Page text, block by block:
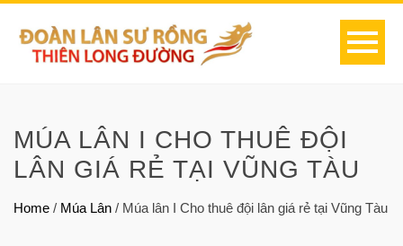
MÚA LÂN I CHO THUÊ ĐỘI
LÂN GIÁ RẺ TẠI VŨNG TÀU
Home / Múa Lân / Múa lân I Cho thuê đội lân giá rẻ tại Vũng Tàu